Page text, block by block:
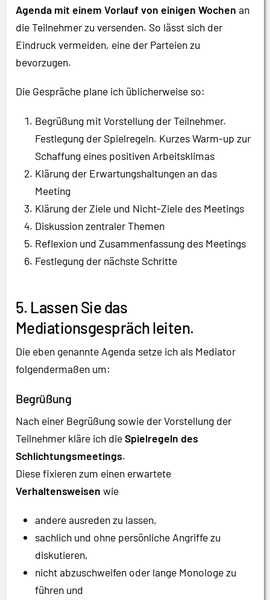
Agenda mit einem Vorlauf von einigen Wochen an
die Teilnehmer zu versenden. So lässt sich der
Eindruck vermeiden, eine der Parteien zu
bevorzugen.
Die Gespräche plane ich üblicherweise so:
Begrüßung mit Vorstellung der Teilnehmer.
Festlegung der Spielregeln. Kurzes Warm-up zur
Schaffung eines positiven Arbeitsklimas
Klärung der Erwartungshaltungen an das
Meeting
Klärung der Ziele und Nicht-Ziele des Meetings
Diskussion zentraler Themen
Reflexion und Zusammenfassung des Meetings
Festlegung der nächste Schritte
5. Lassen Sie das
Mediationsgespräch leiten.
Die eben genannte Agenda setze ich als Mediator
folgendermaßen um:
Begrüßung
Nach einer Begrüßung sowie der Vorstellung der
Teilnehmer kläre ich dieSpielregeln des
Schlichtungsmeetings.
Diese fixieren zum einen erwartete
Verhaltensweisen wie
andere ausreden zu lassen,
sachlich und ohne persönliche Angriffe zu
diskutieren,
nicht abzuschweifen oder lange Monologe zu
führen und